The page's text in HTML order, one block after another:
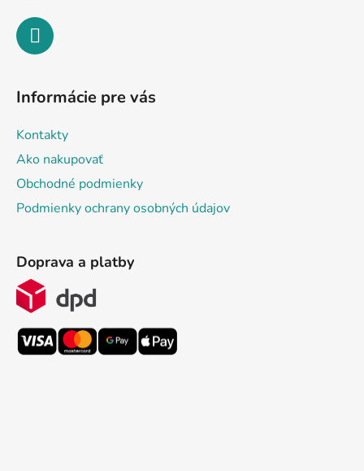
Informácie pre vás
Kontakty
Ako nakupovať
Obchodné podmienky
Podmienky ochrany osobných údajov
Doprava a platby